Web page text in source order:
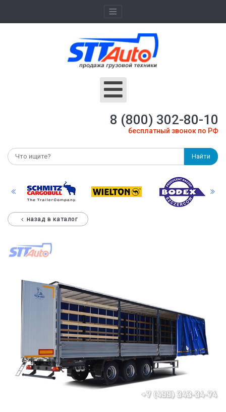
8 (800) 302-80-10
бесплатный звонок по РФ
Найти
назад в каталог